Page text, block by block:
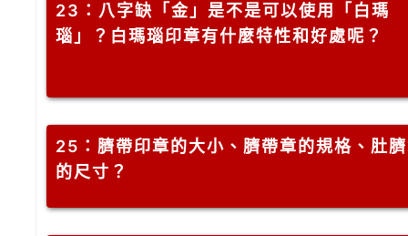
23 ：八字缺「金」是不是可以使用「白瑪
瑙」？白瑪瑙印章有什麼特性和好處呢？
25 ：臍帶印章的大小、臍帶章的規格、肚
的尺寸？